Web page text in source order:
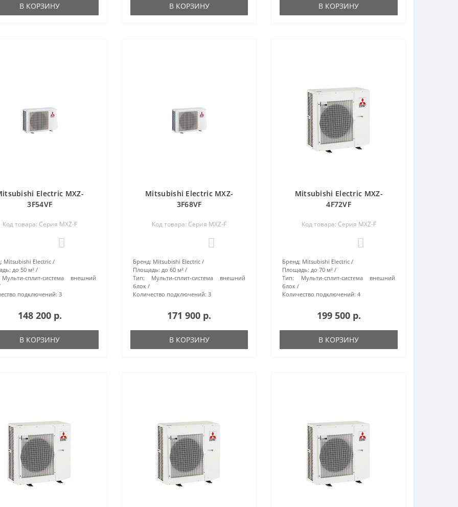
В КОРЗИНУ В КОРЗИНУ В КОРЗИНУ
Electric MXZ-
3F54VF
Код товара: Серия MXZ-F
Mitsubishi Electric
до 50 м²
Мульти-сплит-система внешний
подключений: 3
148 200 р.
В КОРЗИНУ
Mitsubishi Electric MXZ-
3F68VF
Код товара: Серия MXZ-F
Бренд: Mitsubishi Electric
Площадь: до 60 м²
Тип:
Мульти-сплит-система внешний
блок
Количество подключений: 3
171 900 р.
В КОРЗИНУ
Mitsubishi Electric MXZ-
4F72VF
Код товара: Серия MXZ-F
Бренд: Mitsubishi Electric
Площадь: до 70 м²
Тип:
Мульти-сплит-система внешний
блок
Количество подключений: 4
199 500 р.
В КОРЗИНУ